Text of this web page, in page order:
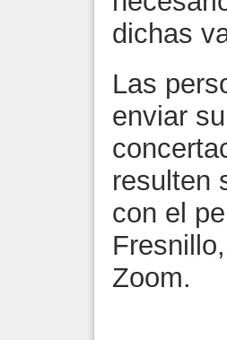
dichas
Las
enviar
resulten
con el
Zoom.